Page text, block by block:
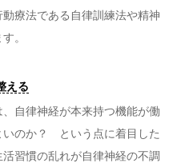
療法である自律訓練法や精神
。
える
自律神経が本来持つ機能が働
いのか？ という点に着目した
習慣の乱れが自律神経の不調